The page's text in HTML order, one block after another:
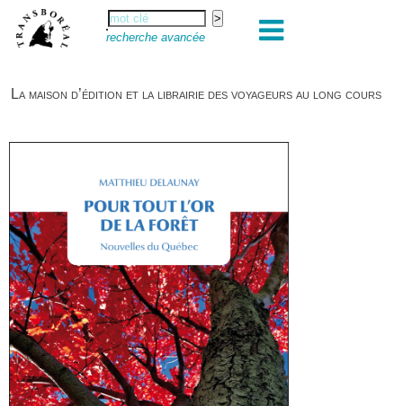
recherche avancée
La maison d’édition et la librairie des voyageurs au long cours